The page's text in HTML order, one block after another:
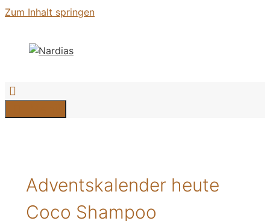
Zum Inhalt springen
Adventskalender heute
Coco Shampoo